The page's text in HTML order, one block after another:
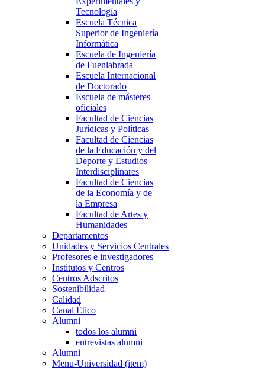
Tecnología
Escuela Técnica
Superior de Ingeniería
Informática
Escuela de Ingeniería
de Fuenlabrada
Escuela Internacional
de Doctorado
Escuela de másteres
oficiales
Facultad de Ciencias
Jurídicas y Políticas
Facultad de Ciencias
de la Educación y del
Deporte y Estudios
Interdisciplinares
Facultad de Ciencias
de la Economía y de
la Empresa
Facultad de Artes y
Humanidades
Departamentos
Unidades y Servicios Centrales
Profesores e investigadores
Institutos y Centros
Centros Adscritos
Sostenibilidad
Calidad
Canal Ético
Alumni
todos los alumni
entrevistas alumni
Alumni
Menu-Universidad (item)